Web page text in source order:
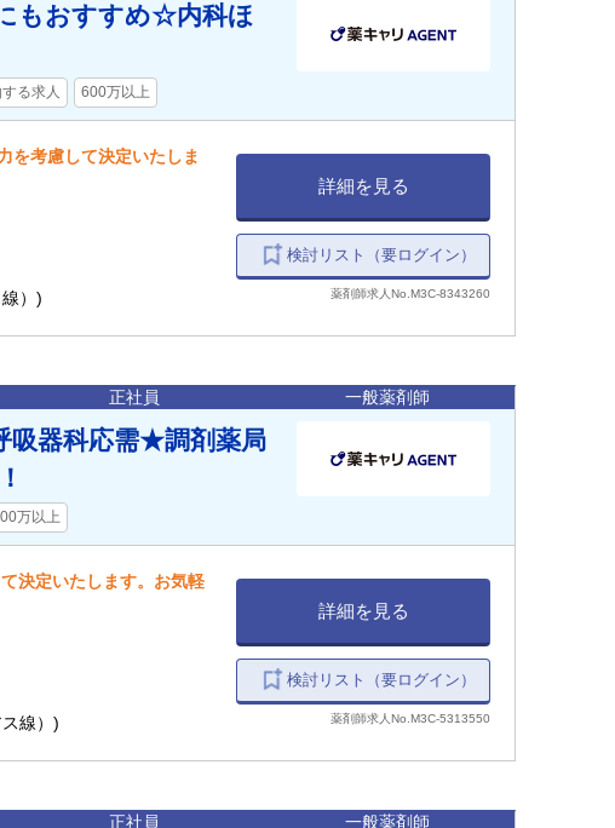
もおすすめ☆内科ほ
る求人 600万以上
を考慮して決定いたしま
）)
詳細を見る
検討リスト（要ログイン）
薬剤師求人No.M3C-8343260
正社員 一般薬剤師
吸器科応需★調剤薬局
万以上
決定いたします。お気軽
線）)
詳細を見る
検討リスト（要ログイン）
薬剤師求人No.M3C-5313550
正社員 一般薬剤師